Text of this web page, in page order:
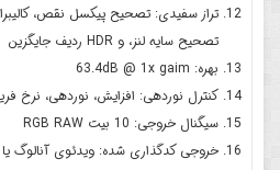
تراز سفیدی: تصحیح پیکسل نقص،
تصحیح سایه لنز، و HDR ردیف جایگزین
بهره: 63.4dB @ 1x gaim
کنترل نوردهی: افزایش، نوردهی، نرخ
سیگنال خروجی: 10 بیت RGB RAW
خروجی کدگذاری شده: ویدئوی آنالوگ یا